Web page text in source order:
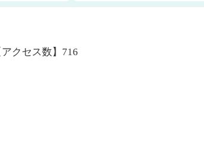
アクセス数】 716